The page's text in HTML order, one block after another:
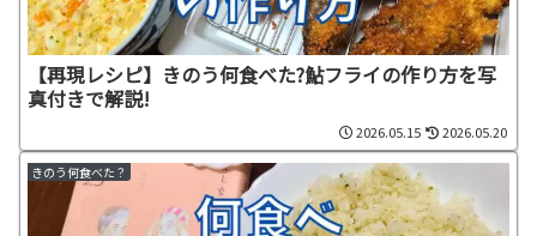
【再現レシピ】きのう何食べた?鮎フライの作り方を写
真付きで解説!
2026.05.15 2026.05.20
きのう何食べた？